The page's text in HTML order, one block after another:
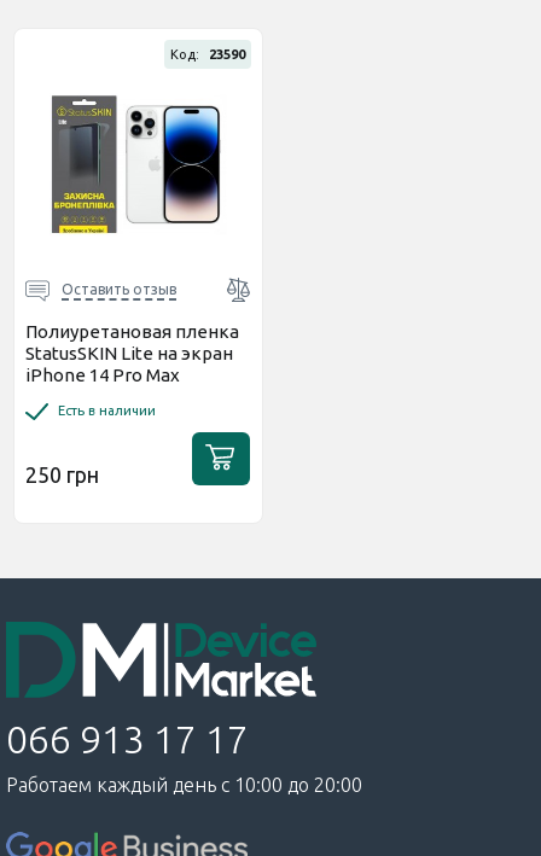
Код: 23590
Оставить отзыв
Полиуретановая пленка
StatusSKIN Lite на экран
iPhone 14 Pro Max
Есть в наличии
250 грн
066 913 17 17
Работаем каждый день с 10:00 до 20:00